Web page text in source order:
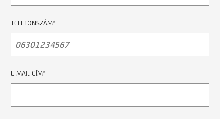
TELEFONSZÁM*
E-MAIL CÍM*